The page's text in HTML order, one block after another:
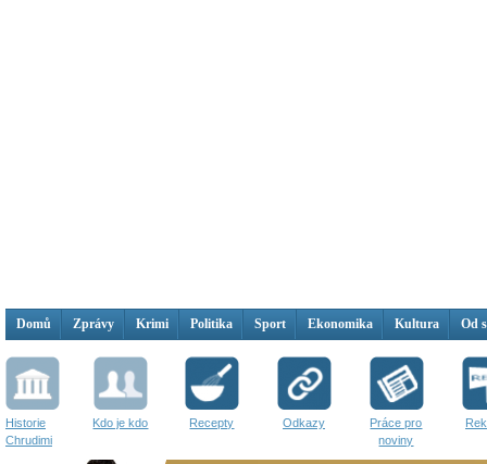
Domů Zprávy Krimi Politika Sport Ekonomika Kultura Od
Historie
Chrudimi
Kdo je kdo Recepty Odkazy
Práce pro
noviny